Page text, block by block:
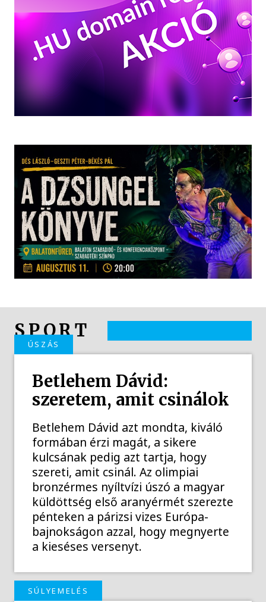
SPORT
ÚSZÁS
Betlehem Dávid:
szeretem, amit csinálok
Betlehem Dávid azt mondta, kiváló
formában érzi magát, a sikere
kulcsának pedig azt tartja, hogy
szereti, amit csinál. Az olimpiai
bronzérmes nyíltvízi úszó a magyar
küldöttség első aranyérmét szerezte
pénteken a párizsi vizes Európa-
bajnokságon azzal, hogy megnyerte
a kieséses versenyt.
SÚLYEMELÉS